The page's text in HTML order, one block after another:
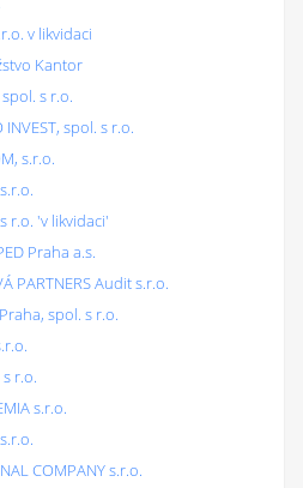
v likvidaci
Kantor
spol. s r.o.
INVEST, spol. s r.o.
s.r.o.
r.o. 'v likvidaci'
Praha a.s.
PARTNERS Audit s.r.o.
spol. s r.o.
r.o.
s.r.o.
COMPANY s.r.o.